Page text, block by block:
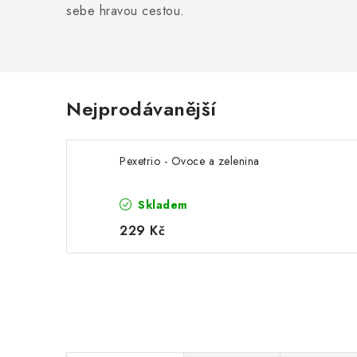
sebe hravou cestou.
Nejprodávanější
Pexetrio - Ovoce a zelenina
Skladem
229 Kč